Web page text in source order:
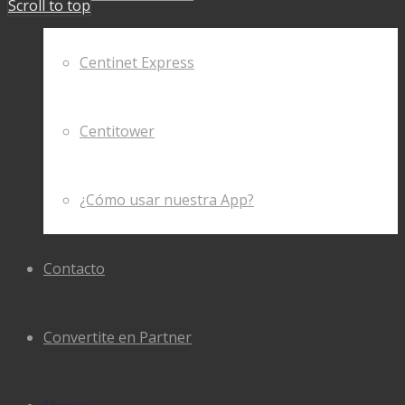
Centinet Express
Centitower
¿Cómo usar nuestra App?
Contacto
Convertite en Partner
Scroll to top